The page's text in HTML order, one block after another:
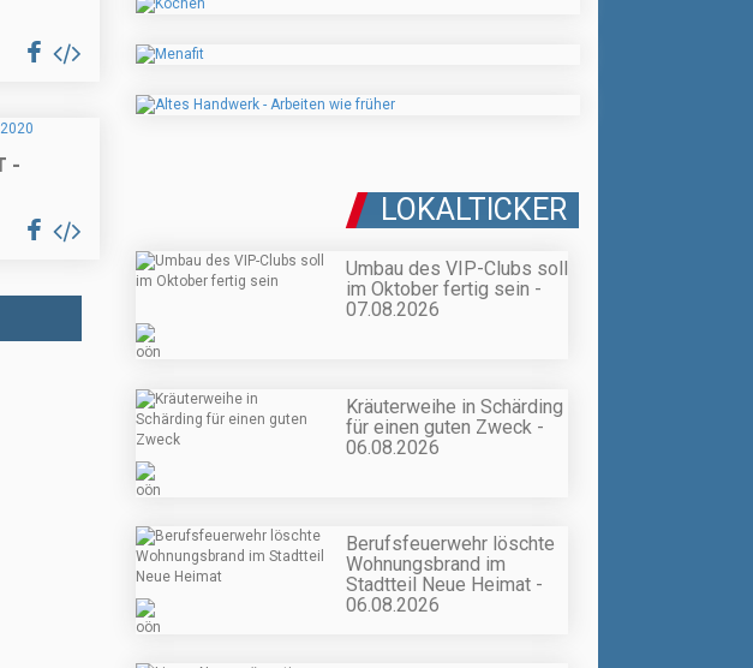
-
LOKALTICKER
Umbau des VIP-Clubs soll
im Oktober fertig sein -
07.08.2026
Kräuterweihe in Schärding
für einen guten Zweck -
06.08.2026
Berufsfeuerwehr löschte
Wohnungsbrand im
Stadtteil Neue Heimat -
06.08.2026